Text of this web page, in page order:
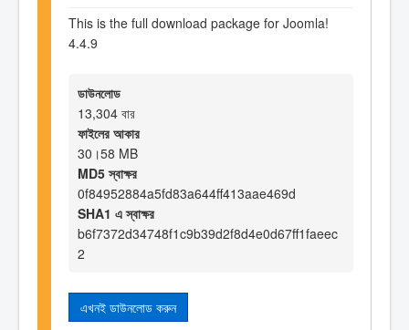
This is the full download package for Joomla!
4.4.9
ডাউনলোড
13,304 বার
ফাইলের আকার
30।58 MB
MD5 স্বাক্ষর
0f84952884a5fd83a644ff413aae469d
SHA1 এ স্বাক্ষর
b6f7372d34748f1c9b39d2f8d4e0d67ff1faeec
2
এখনই ডাউনলোড করুন